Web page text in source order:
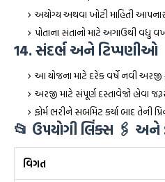
અયોગ્ય અથવા ખોટી માહિતી
પોતાના સંતાનો માટે અગાઉથી વધુ
14. સંદર્ભ અને ટિપ્પણીઓ
આ યોજના માટે દરેક વર્ષે નવી અરજી
અરજી માટે સંપૂર્ણ દસ્તાવેજો હોવા
ફોર્મ ભરીને સબમિટ કર્યા બાદ તેની
📂 ઉપયોગી લિંક્સ 🖇️ અને
વિગત